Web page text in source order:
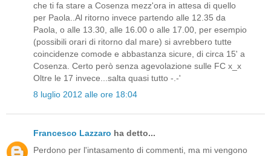
che ti fa stare a Cosenza mezz'ora in attesa di quello
per Paola..Al ritorno invece partendo alle 12.35 da
Paola, o alle 13.30, alle 16.00 o alle 17.00, per esempio
(possibili orari di ritorno dal mare) si avrebbero tutte
coincidenze comode e abbastanza sicure, di circa 15' a
Cosenza. Certo però senza agevolazione sulle FC x_x
Oltre le 17 invece...salta quasi tutto -.-'
8 luglio 2012 alle ore 18:04
Francesco Lazzaro ha detto...
Perdono per l'intasamento di commenti, ma mi vengono